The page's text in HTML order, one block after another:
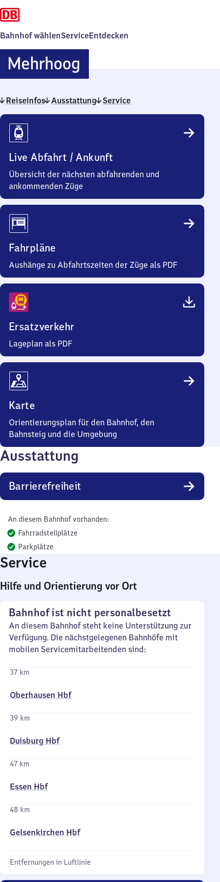
Bahnhof wählenServiceEntdecken
Mehrhoog
Reiseinfos Ausstattung Service
Reiseinfos
Live Abfahrt / Ankunft
Übersicht der nächsten abfahrenden und
ankommenden Züge
Fahrpläne
Aushänge zu Abfahrtszeiten der Züge als PDF
Ersatzverkehr
Lageplan als PDF
Karte
Orientierungsplan für den Bahnhof, den
Bahnsteig und die Umgebung
Ausstattung
Barrierefreiheit
An diesem Bahnhof vorhanden:
Fahrradstellplätze
Parkplätze
Service
Hilfe und Orientierung vor Ort
Bahnhof ist nicht personalbesetzt
An diesem Bahnhof steht keine Unterstützung zur
Verfügung. Die nächstgelegenen Bahnhöfe mit
mobilen Servicemitarbeitenden sind:
37 km
Oberhausen Hbf
39 km
Duisburg Hbf
47 km
Essen Hbf
48 km
Gelsenkirchen Hbf
Entfernungen in Luftlinie